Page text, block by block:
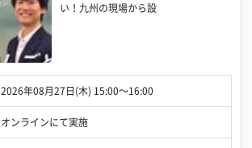
い！九州の現場から設
2026年08月27日(木) 15:00〜16:00
オンラインにて実施